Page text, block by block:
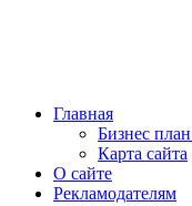
Главная
Бизнес
Карта сайта
О сайте
Рекламодателям